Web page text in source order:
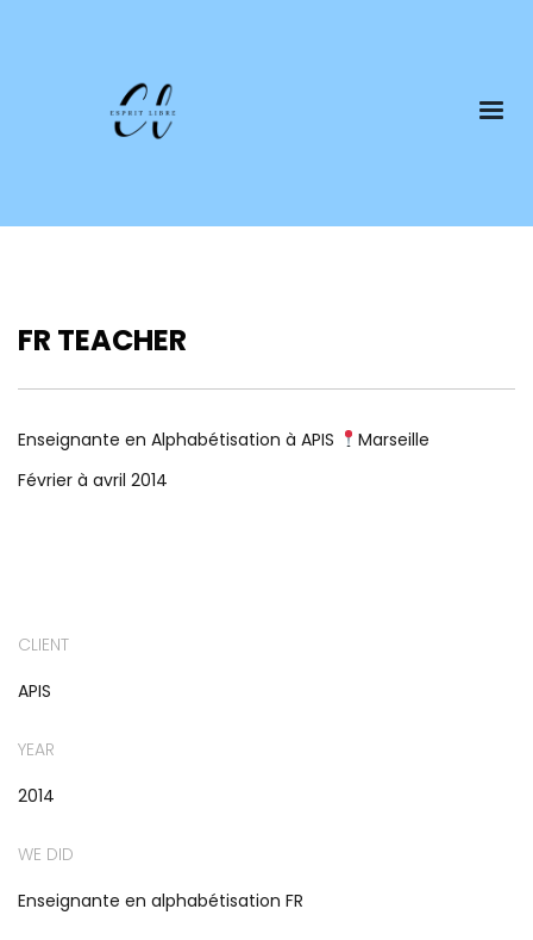
FR TEACHER
Enseignante en Alphabétisation à APIS
Marseille
Février à avril 2014
CLIENT
APIS
YEAR
2014
WE DID
Enseignante en alphabétisation FR